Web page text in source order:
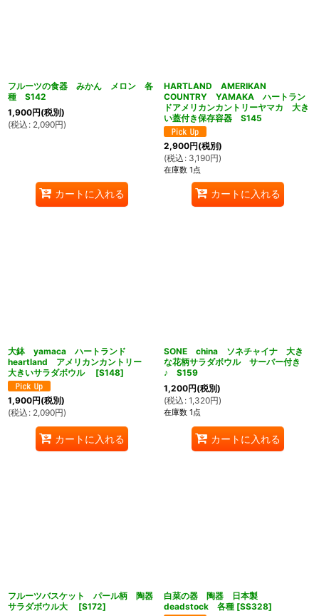
フルーツの食器 みかん メロン 各
種 S142
1,900円(税別)
(税込 : 2,090円)
カートに入れる
HARTLAND AMERIKAN
COUNTRY YAMAKA ハートラン
ドアメリカンカントリーヤマカ 大き
い蓋付き保存容器 S145
2,900円(税別)
(税込 : 3,190円)
在庫数 1点
カートに入れる
大鉢 yamaca ハートランド
heartland アメリカンカントリー
大きいサラダボウル
[S148]
1,900円(税別)
(税込 : 2,090円)
カートに入れる
SONE china ソネチャイナ 大き
な花柄サラダボウル サーバー付き
♪ S159
1,200円(税別)
(税込 : 1,320円)
在庫数 1点
カートに入れる
フルーツバスケット パール柄 陶器
サラダボウル大
[S172]
白菜の器 陶器 日本製
deadstock 各種 [SS328]
堂